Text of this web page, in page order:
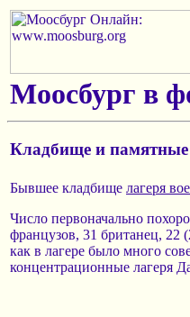
Моосбург в
Кладбище и памятные
Бывшее кладбище лагеря
Число первоначально
французов, 31 британец, 22
как в лагере было много
концентрационные лагеря